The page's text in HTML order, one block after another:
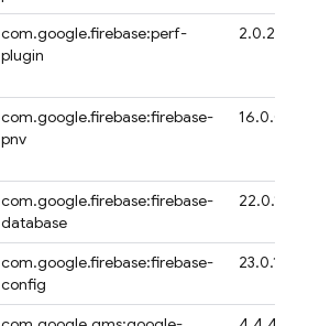
com.google.firebase:perf-
plugin
2.0.2
com.google.firebase:firebase-
pnv
16.0.0
com.google.firebase:firebase-
database
22.0.1
com.google.firebase:firebase-
config
23.0.1